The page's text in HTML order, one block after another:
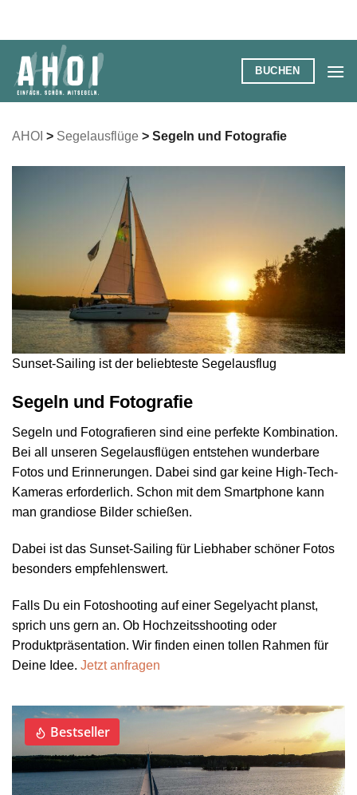
springen
BUCHEN
AHOI > Segelausflüge > Segeln und Fotografie
Sunset-Sailing ist der beliebteste Segelausflug
Segeln und Fotografie
Segeln und Fotografieren sind eine perfekte Kombination.
Bei all unseren Segelausflügen entstehen wunderbare
Fotos und Erinnerungen. Dabei sind gar keine High-Tech-
Kameras erforderlich. Schon mit dem Smartphone kann
man grandiose Bilder schießen.
Dabei ist das Sunset-Sailing für Liebhaber schöner Fotos
besonders empfehlenswert.
Falls Du ein Fotoshooting auf einer Segelyacht planst,
sprich uns gern an. Ob Hochzeitsshooting oder
Produktpräsentation. Wir finden einen tollen Rahmen für
Deine Idee. Jetzt anfragen
Bestseller